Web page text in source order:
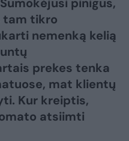
tam tikro
nemenką kelią
prekes tenka
mat klientų
Kur kreiptis,
atsiimti